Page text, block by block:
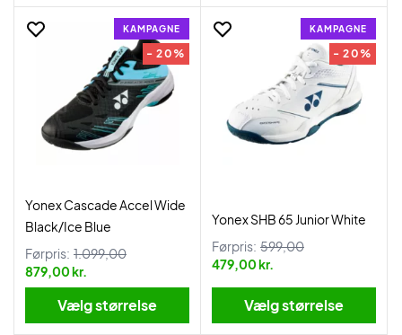
KAMPAGNE
- 20%
Yonex Cascade Accel Wide
Black/Ice Blue
Førpris: 1.099,00
879,00 kr.
Vælg størrelse
KAMPAGNE
- 20%
Yonex SHB 65 Junior White
Førpris: 599,00
479,00 kr.
Vælg størrelse